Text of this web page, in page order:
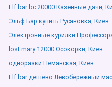
Elf bar bc 20000 Казённые дачи,
Эльф Бар купить Русановка, Киев
Электронные курилки
lost mary 12000 Осокорки, Киев
одноразки Неманская, Киев
Elf bar дешево Левобережный